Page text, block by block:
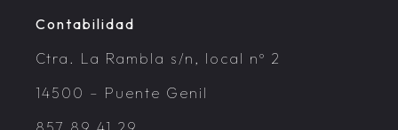
Contabilidad
Ctra. La Rambla s/n, local nº 2
14500 – Puente Genil